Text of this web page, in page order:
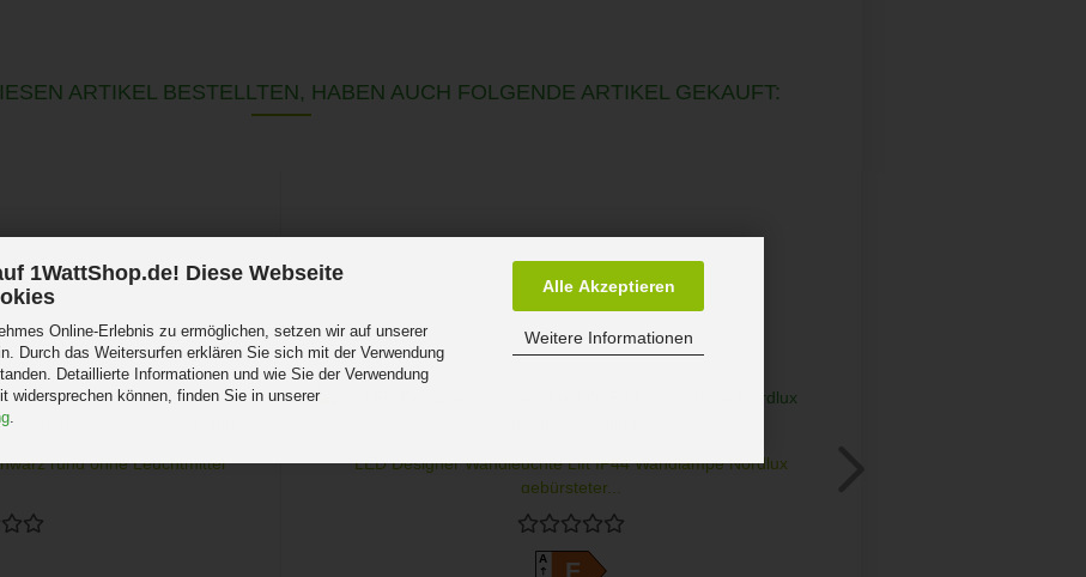
1WattShop.de! Diese Webseite
Online-Erlebnis zu ermöglichen, setzen wir auf unserer
Durch das Weitersurfen erklären Sie sich mit der Verwendung
Detaillierte Informationen und wie Sie der Verwendung
widersprechen können, finden Sie in unserer
.
Alle Akzeptieren
Weitere Informationen
ARTIKEL BESTELLTEN, HABEN AUCH FOLGENDE ARTIKEL GEKAUFT:
rund ohne Leuchtmittel
LED Designer Wandleuchte Lift IP44 Wandlampe Nordlux
gebürsteter...
AF